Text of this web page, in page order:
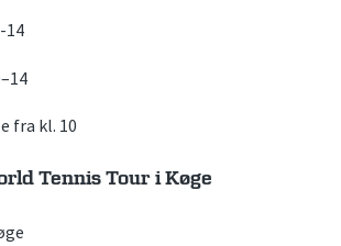
14
fra kl. 10
Tennis Tour i Køge